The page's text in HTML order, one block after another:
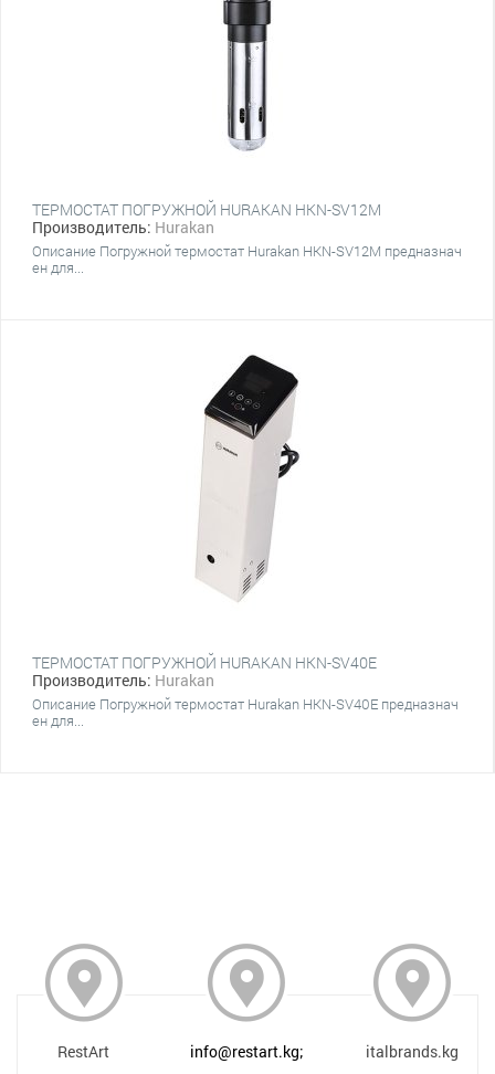
ТЕРМОСТАТ ПОГРУЖНОЙ HURAKAN HKN-SV12M
Производитель: Hurakan
Описание Погружной термостат Hurakan HKN-SV12M предназнач
ен для...
ТЕРМОСТАТ ПОГРУЖНОЙ HURAKAN HKN-SV40E
Производитель: Hurakan
Описание Погружной термостат Hurakan HKN-SV40E предназнач
ен для...
RestArt
info@restart.kg;
italbrands.kg